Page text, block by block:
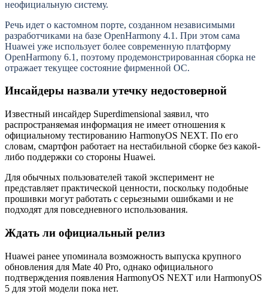
неофициальную систему.
Речь идет о кастомном порте, созданном независимыми
разработчиками на базе OpenHarmony 4.1. При этом сама
Huawei уже использует более современную платформу
OpenHarmony 6.1, поэтому продемонстрированная сборка не
отражает текущее состояние фирменной ОС.
Инсайдеры назвали утечку недостоверной
Известный инсайдер Superdimensional заявил, что
распространяемая информация не имеет отношения к
официальному тестированию HarmonyOS NEXT. По его
словам, смартфон работает на нестабильной сборке без какой-
либо поддержки со стороны Huawei.
Для обычных пользователей такой эксперимент не
представляет практической ценности, поскольку подобные
прошивки могут работать с серьезными ошибками и не
подходят для повседневного использования.
Ждать ли официальный релиз
Huawei ранее упоминала возможность выпуска крупного
обновления для Mate 40 Pro, однако официального
подтверждения появления HarmonyOS NEXT или HarmonyOS
5 для этой модели пока нет.